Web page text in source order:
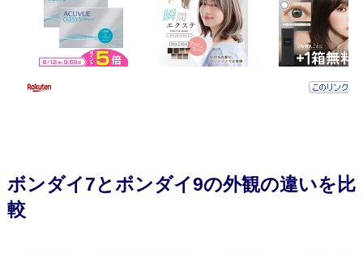
ボンダイ7とボンダイ9の外観の違いを比
較